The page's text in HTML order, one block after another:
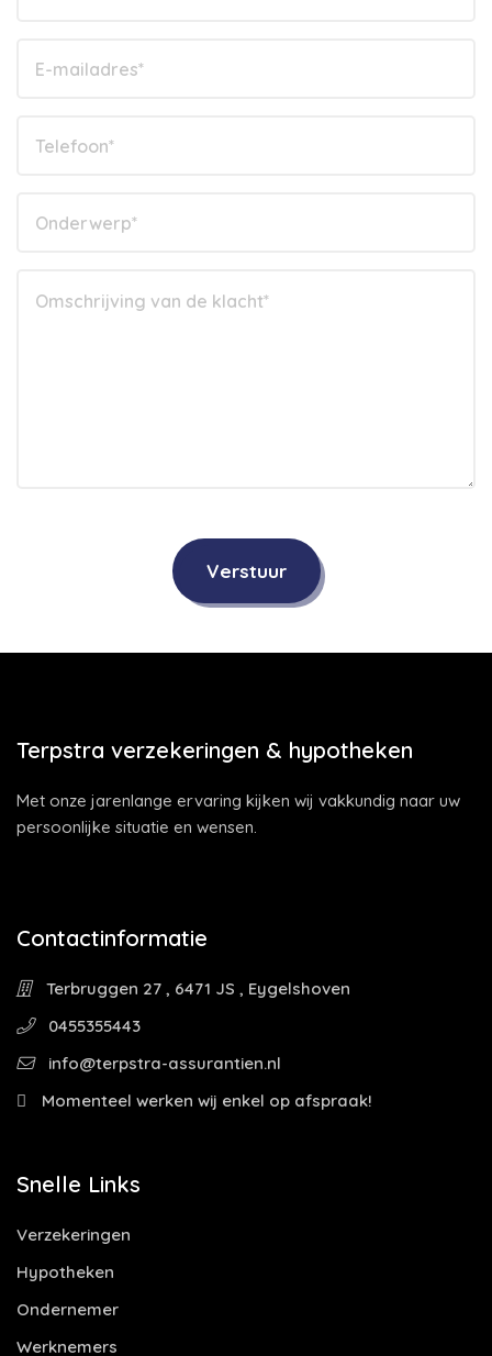
Verstuur
Terpstra verzekeringen & hypotheken
Met onze jarenlange ervaring kijken wij vakkundig naar uw
persoonlijke situatie en wensen.
Contactinformatie
Terbruggen 27 , 6471 JS , Eygelshoven
0455355443
info@terpstra-assurantien.nl
Momenteel werken wij enkel op afspraak!
Snelle Links
Verzekeringen
Hypotheken
Ondernemer
Werknemers